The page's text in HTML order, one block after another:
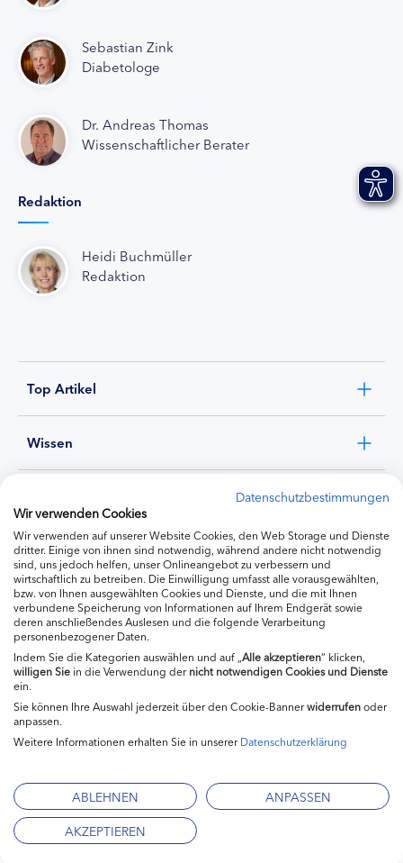
Sebastian Zink
Diabetologe
Dr. Andreas Thomas
Wissenschaftlicher Berater
Redaktion
Heidi Buchmüller
Redaktion
Top Artikel
Wissen
Ernährung
Produkte
Impressum
Mediadaten
Datenschutzerklärung
Datenschutzbestimmungen
Wir verwenden Cookies
Wir verwenden auf unserer Website Cookies, den Web Storage und Dienste
dritter. Einige von ihnen sind notwendig, während andere nicht notwendig
sind, uns jedoch helfen, unser Onlineangebot zu verbessern und
wirtschaftlich zu betreiben. Die Einwilligung umfasst alle vorausgewählten,
bzw. von Ihnen ausgewählten Cookies und Dienste, und die mit Ihnen
verbundene Speicherung von Informationen auf Ihrem Endgerät sowie
deren anschließendes Auslesen und die folgende Verarbeitung
personenbezogener Daten.
Indem Sie die Kategorien auswählen und auf „ Alle akzeptieren“ klicken,
willigenSie in die Verwendung dernicht notwendigen Cookies und Dienste
ein.
Sie können Ihre Auswahl jederzeit über den Cookie-Bannerwiderrufenoder
anpassen.
Weitere Informationen erhalten Sie in unsererDatenschutzerklärung
ABLEHNEN
ANPASSEN
AKZEPTIEREN